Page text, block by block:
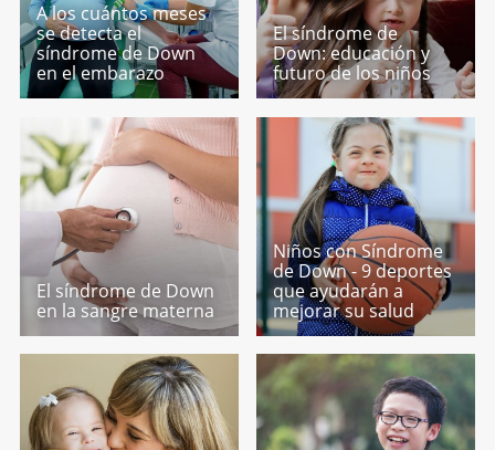
A los cuántos meses
se detecta el
síndrome de Down
en el embarazo
El síndrome de
Down: educación y
futuro de los niños
El síndrome de Down
en la sangre materna
Niños con Síndrome
de Down - 9 deportes
que ayudarán a
mejorar su salud